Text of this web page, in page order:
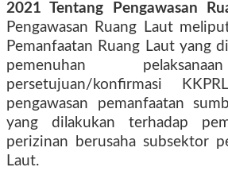
2021 Tentang Pengawasan
Pengawasan Ruang Laut
Pemanfaatan Ruang Laut yang
pemenuhan
persetujuan/konfirmasi
pengawasan pemanfaatan
yang dilakukan terhadap
perizinan berusaha subsektor
Laut.